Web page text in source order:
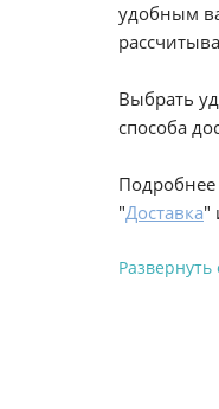
удобным
Выбрать
способа
Подробнее
"Доставка"